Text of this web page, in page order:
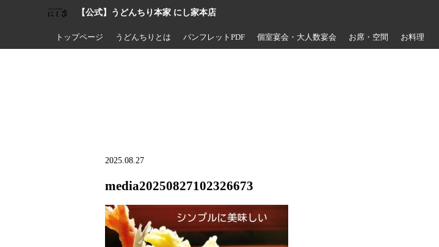
【公式】うどんちり本家 にし家本店
トップページ うどんちりとは パンフレットPDF 個室宴会・大人数宴会 お席・空間 お料理
2025.08.27
media20250827102326673